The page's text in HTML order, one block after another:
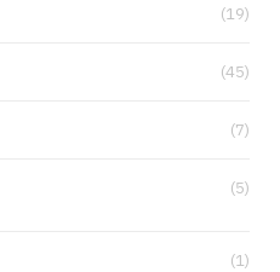
(19)
(45)
(7)
(5)
(1)